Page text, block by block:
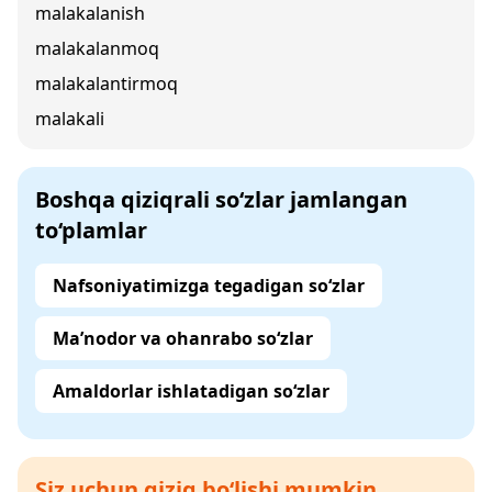
malakalanish
malakalanmoq
malakalantirmoq
malakali
Boshqa qiziqrali so‘zlar jamlangan
to‘plamlar
Nafsoniyatimizga tegadigan so‘zlar
Ma’nodor va ohanrabo so‘zlar
Amaldorlar ishlatadigan so‘zlar